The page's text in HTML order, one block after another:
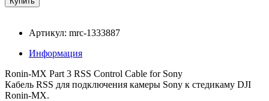
Артикул: mrc-1333887
Информация
Ronin-MX Part 3 RSS Control Cable for Sony
Кабель RSS для подключения камеры Sony к стедикаму DJI
Ronin-MX.